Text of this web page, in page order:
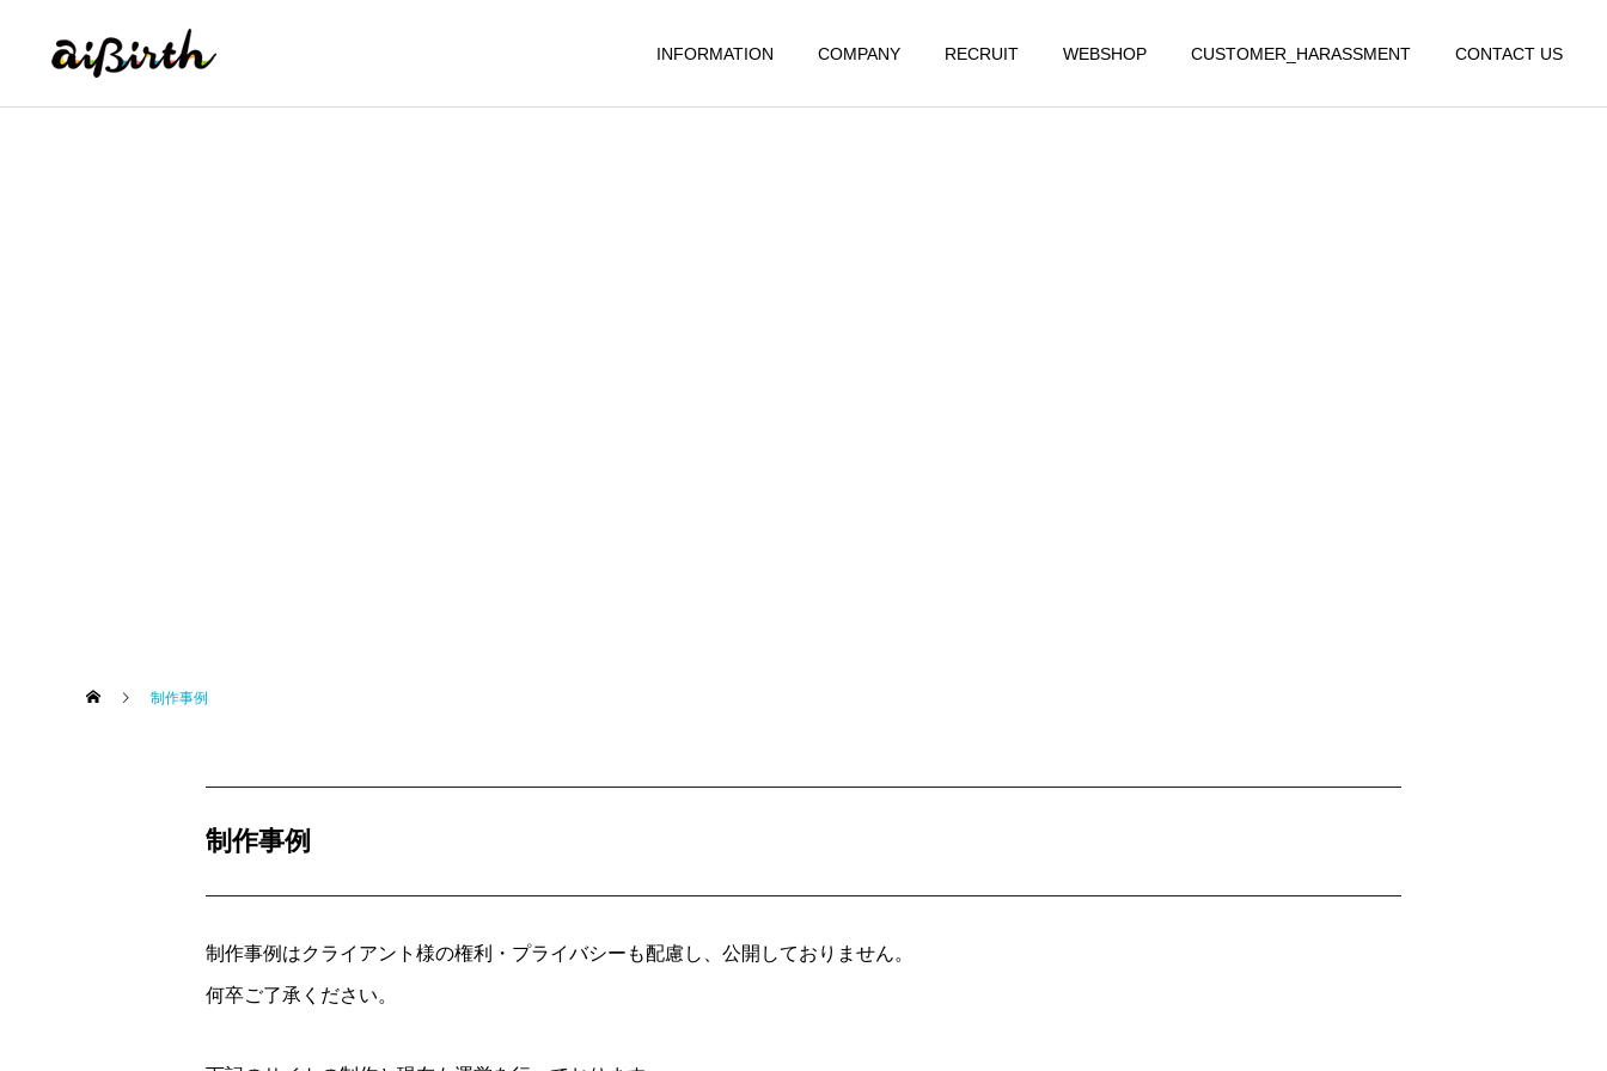
INFORMATION COMPANY RECRUIT WEBSHOP CUSTOMER_HARASSMENT CONTACT US
アイバース
制作事例
制作事例
制作事例はクライアント様の権利・プライバシーも配慮し、公開しておりません。
何卒ご了承ください。